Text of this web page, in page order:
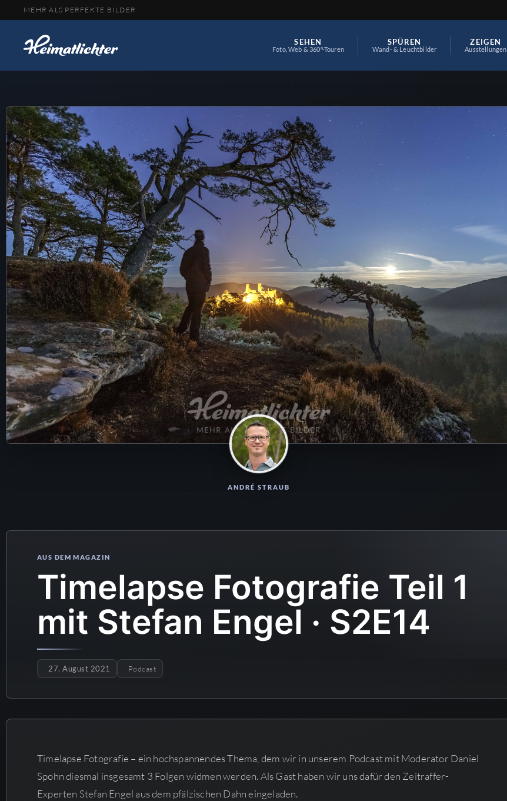
MEHR ALS PERFEKTE BILDER
SEHEN
Foto, Web & 360°-Touren
SPÜREN
Wand- & Leuchtbilder
ZEIGEN
Ausstellungen
ANDRÉ STRAUB
Timelapse Fotografie Teil 1
mit Stefan Engel · S2E14
27. August 2021 Podcast
Timelapse Fotografie – ein hochspannendes Thema, dem wir in unserem Podcast mit Moderator Daniel
Spohn diesmal insgesamt 3 Folgen widmen werden. Als Gast haben wir uns dafür den Zeitraffer-
Experten Stefan Engel aus dem pfälzischen Dahn eingeladen.